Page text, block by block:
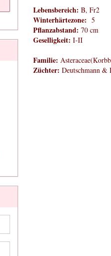
Lebensbereich: B, Fr2
Winterhärtezone: 5
Pflanzabstand: 70 cm
Geselligkeit: I-II
Familie:
Züchter: Deutschmann &